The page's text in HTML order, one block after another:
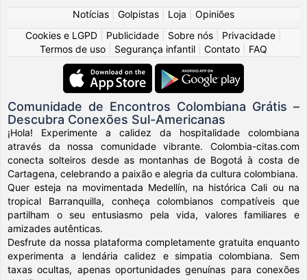
Notícias Golpistas Loja
Opiniões
Cookies e LGPD
Publicidade Sobre nós Privacidade
Termos de uso
Segurança infantil Contato FAQ
Comunidade de Encontros Colombiana Grátis –
Descubra Conexões Sul-Americanas
¡Hola! Experimente a calidez da hospitalidade colombiana
através da nossa comunidade vibrante. Colombia-citas.com
conecta solteiros desde as montanhas de Bogotá à costa de
Cartagena, celebrando a paixão e alegria da cultura colombiana.
Quer esteja na movimentada Medellín, na histórica Cali ou na
tropical Barranquilla, conheça colombianos compatíveis que
partilham o seu entusiasmo pela vida, valores familiares e
amizades autênticas.
Desfrute da nossa plataforma completamente gratuita enquanto
experimenta a lendária calidez e simpatia colombiana. Sem
taxas ocultas, apenas oportunidades genuínas para conexões